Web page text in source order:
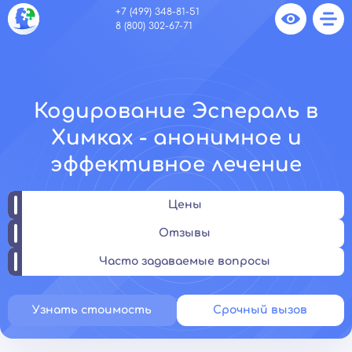
+7 (499) 348-81-51
8 (800) 302-67-71
Кодирование Эспераль в
Химках - анонимное и
эффективное лечение
Цены
Отзывы
Часто задаваемые вопросы
Узнать стоимость Срочный вызов